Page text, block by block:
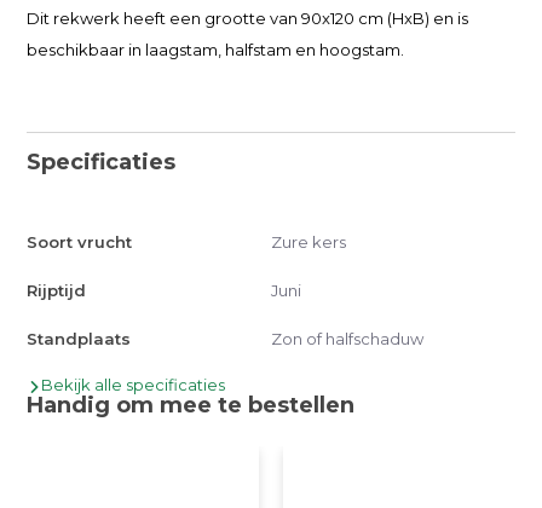
Dit rekwerk heeft een grootte van 90x120 cm (HxB) en is
beschikbaar in laagstam, halfstam en hoogstam.
Specificaties
Soort vrucht Zure kers
Rijptijd Juni
Standplaats Zon of halfschaduw
Bekijk alle specificaties
Handig om mee te bestellen